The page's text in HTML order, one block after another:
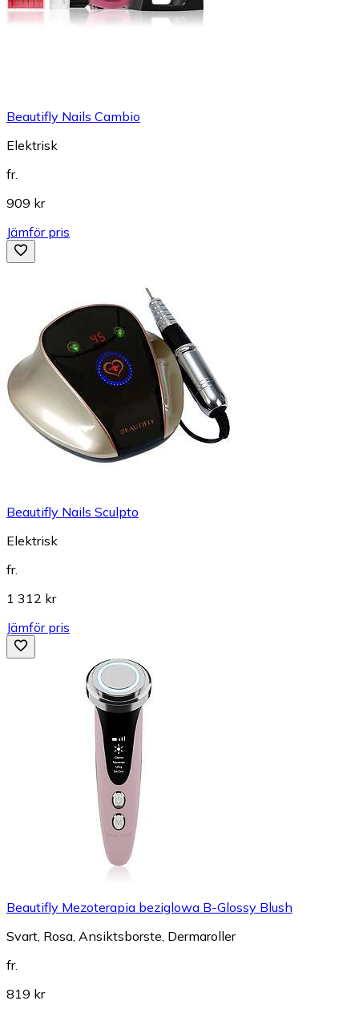
Beautifly Nails Cambio
Elektrisk
fr.
909 kr
Jämför pris
Beautifly Nails Sculpto
Elektrisk
fr.
1 312 kr
Jämför pris
Beautifly Mezoterapia beziglowa B-Glossy Blush
Svart, Rosa, Ansiktsborste, Dermaroller
fr.
819 kr